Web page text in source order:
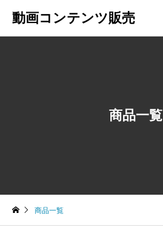
動画コンテンツ販売
商品一覧
商品一覧